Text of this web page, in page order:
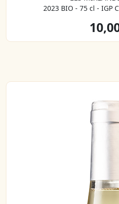
2023 BIO - 75 cl - IGP